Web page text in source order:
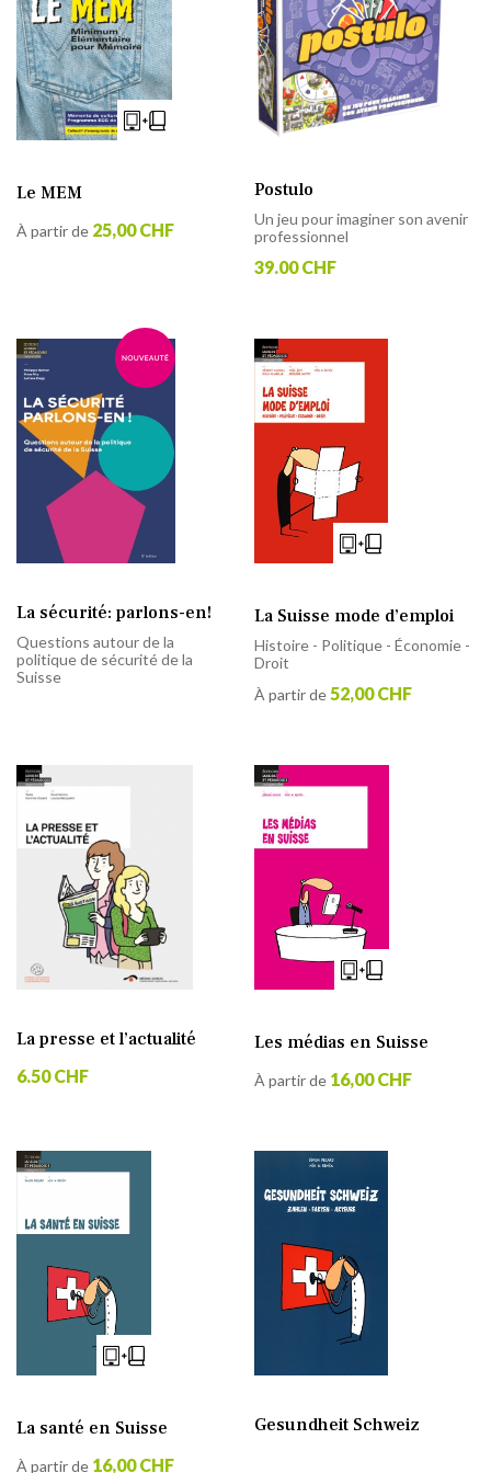
Le MEM
À partir de 25,00 CHF
Postulo
Un jeu pour imaginer son avenir
professionnel
39.00 CHF
La sécurité: parlons-en!
Questions autour de la
politique de sécurité de la
Suisse
La Suisse mode d’emploi
Histoire - Politique - Économie -
Droit
À partir de 52,00 CHF
La presse et l’actualité
6.50 CHF
Les médias en Suisse
À partir de 16,00 CHF
La santé en Suisse
À partir de 16,00 CHF
Gesundheit Schweiz